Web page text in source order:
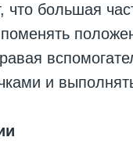
что большая
и